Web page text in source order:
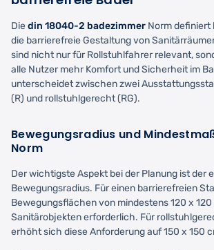
Diedin 18040-2 badezimmer Norm definiert
die barrierefreie Gestaltung von
sind nicht nur für Rollstuhlfahrer relevant,
alle Nutzer mehr Komfort und Sicherheit im
unterscheidet zwischen zwei
(R) und rollstuhlgerecht (RG).
Bewegungsradius und
Norm
Der wichtigste Aspekt bei der Planung ist der
Bewegungsradius. Für einen barrierefreien
Bewegungsflächen von mindestens 120 x
Sanitärobjekten erforderlich. Für
erhöht sich diese Anforderung auf 150 x 150